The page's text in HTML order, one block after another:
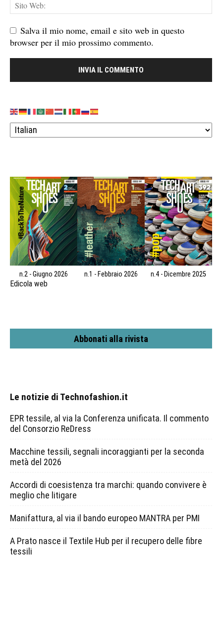
Salva il mio nome, email e sito web in questo
browser per il mio prossimo commento.
n.2 - Giugno 2026 n.1 - Febbraio 2026 n.4 - Dicembre 2025
Edicola web
Abbonati alla rivista
Le notizie di Technofashion.it
EPR tessile, al via la Conferenza unificata. Il commento
del Consorzio ReDress
Macchine tessili, segnali incoraggianti per la seconda
metà del 2026
Accordi di coesistenza tra marchi: quando convivere è
meglio che litigare
Manifattura, al via il bando europeo MANTRA per PMI
A Prato nasce il Textile Hub per il recupero delle fibre
tessili